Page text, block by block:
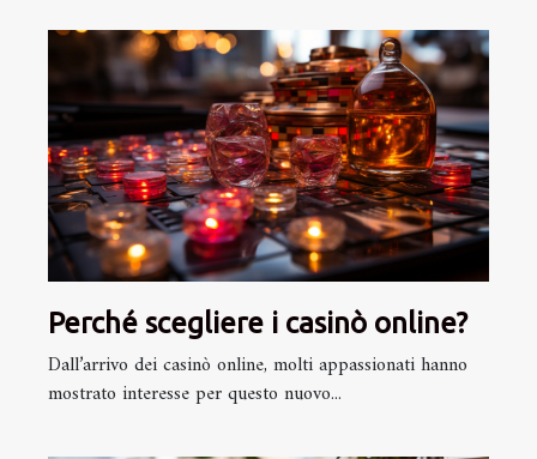
Perché scegliere i casinò online?
Dall’arrivo dei casinò online, molti appassionati hanno
mostrato interesse per questo nuovo...